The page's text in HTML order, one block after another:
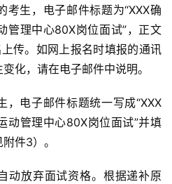
考生，电子邮件标题为“XXX确
管理中心80X岗位面试”，正文
传。如网上报名时填报的通讯
化，请在电子邮件中说明。
，电子邮件标题统一写成“XXX
动管理中心80X岗位面试”并填
件3）。
动放弃面试资格。根据递补原